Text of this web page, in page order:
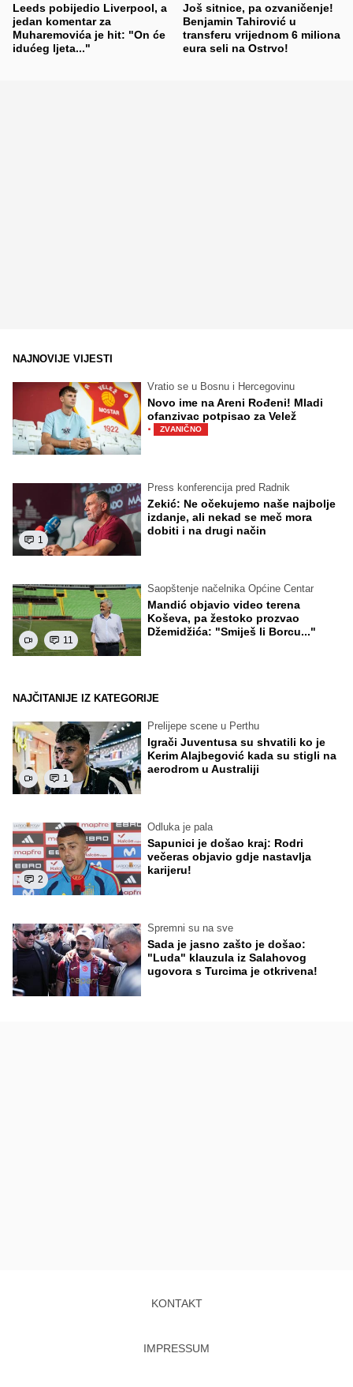
Leeds pobijedio Liverpool, a
jedan komentar za
Muharemovića je hit: "On će
idućeg ljeta..."
Još sitnice, pa ozvaničenje!
Benjamin Tahirović u
transferu vrijednom 6 miliona
eura seli na Ostrvo!
NAJNOVIJE VIJESTI
Vratio se u Bosnu i Hercegovinu
Novo ime na Areni Rođeni! Mladi
ofanzivac potpisao za Velež
· ZVANIČNO
1
Press konferencija pred Radnik
Zekić: Ne očekujemo naše najbolje
izdanje, ali nekad se meč mora
dobiti i na drugi način
11
Saopštenje načelnika Općine Centar
Mandić objavio video terena
Koševa, pa žestoko prozvao
Džemidžića: "Smiješ li Borcu..."
NAJČITANIJE IZ KATEGORIJE
1
Prelijepe scene u Perthu
Igrači Juventusa su shvatili ko je
Kerim Alajbegović kada su stigli na
aerodrom u Australiji
2
Odluka je pala
Sapunici je došao kraj: Rodri
večeras objavio gdje nastavlja
karijeru!
Spremni su na sve
Sada je jasno zašto je došao:
"Luda" klauzula iz Salahovog
ugovora s Turcima je otkrivena!
KONTAKT
IMPRESSUM